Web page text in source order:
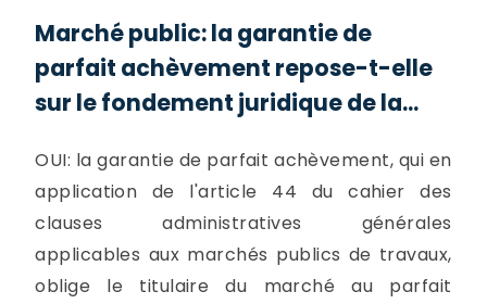
Marché public: la garantie de
parfait achèvement repose-t-elle
sur le fondement juridique de la...
OUI: la garantie de parfait achèvement, qui en
application de l'article 44 du cahier des
clauses administratives générales
applicables aux marchés publics de travaux,
oblige le titulaire du marché au parfait